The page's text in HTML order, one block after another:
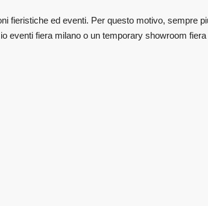
fieristiche ed eventi. Per questo motivo, sempre
eventi fiera milano o un temporary showroom